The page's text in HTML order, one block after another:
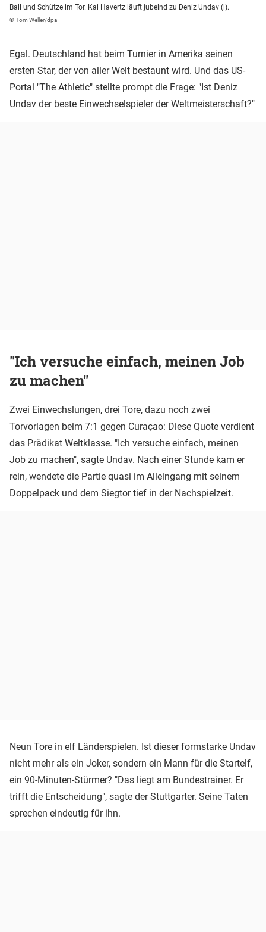
Ball und Schütze im Tor. Kai Havertz läuft jubelnd zu Deniz Undav (l).
© Tom Weller/dpa
Egal. Deutschland hat beim Turnier in Amerika seinen
ersten Star, der von aller Welt bestaunt wird. Und das US-
Portal "The Athletic" stellte prompt die Frage: "Ist Deniz
Undav der beste Einwechselspieler der Weltmeisterschaft?"
"Ich versuche einfach, meinen Job
zu machen"
Zwei Einwechslungen, drei Tore, dazu noch zwei
Torvorlagen beim 7:1 gegen Curaçao: Diese Quote verdient
das Prädikat Weltklasse. "Ich versuche einfach, meinen
Job zu machen", sagte Undav. Nach einer Stunde kam er
rein, wendete die Partie quasi im Alleingang mit seinem
Doppelpack und dem Siegtor tief in der Nachspielzeit.
Neun Tore in elf Länderspielen. Ist dieser formstarke Undav
nicht mehr als ein Joker, sondern ein Mann für die Startelf,
ein 90-Minuten-Stürmer? "Das liegt am Bundestrainer. Er
trifft die Entscheidung", sagte der Stuttgarter. Seine Taten
sprechen eindeutig für ihn.